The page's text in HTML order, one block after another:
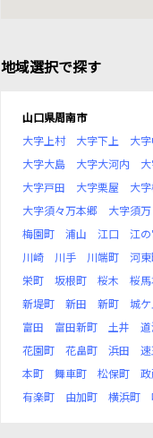
地域選択で探す
山口県周南市
大字上村
大字下上 大
大字大島
大字大河内
大字戸田
大字栗屋 大
大字須々万本郷
大字須万
梅園町
浦山 江口 江
川崎
川手 川端町 河
栄町
坂根町 桜木 桜
新堤町
新田 新町 城
富田
富田新町 土井
花園町
花畠町 浜田
本町
舞車町 松保町
有楽町
由加町 横浜町